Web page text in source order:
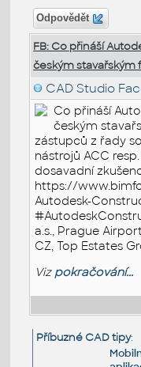
Odpovědět
FB: Co přináší
českým stavařským f
CAD Studio
Co přináší
českým
zástupců z řady
nástrojů ACC
dosavadní
https://
Autodesk-
a.s., Prague
CZ, Top Estates
Viz pokračování...
Příbuzné CAD tipy: